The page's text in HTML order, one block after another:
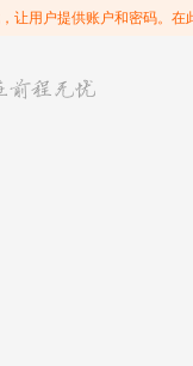
让用户提供账户和密码。